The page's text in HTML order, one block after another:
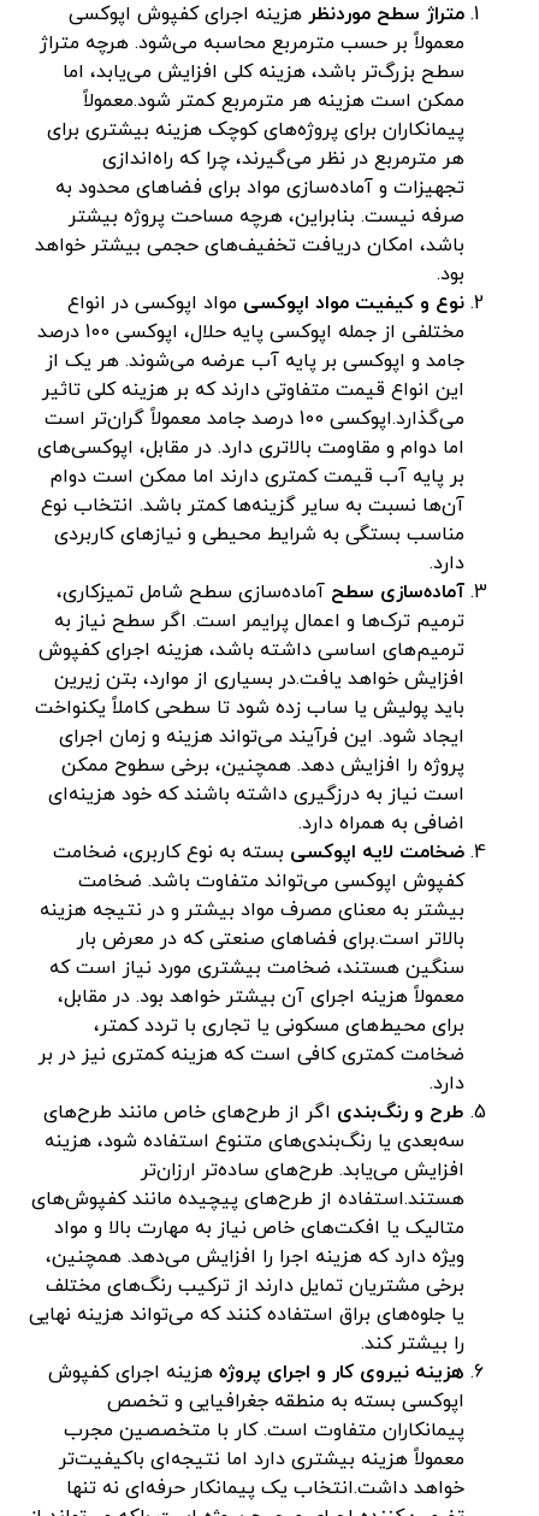
متراژ سطح موردنظر هزینه اجرای کفپوش اپوکسی
معمولاً بر حسب مترمربع محاسبه می‌شود. هرچه متراژ
سطح بزرگ‌تر باشد، هزینه کلی افزایش می‌یابد، اما
ممکن است هزینه هر مترمربع کمتر شود.معمولاً
پیمانکاران برای پروژه‌های کوچک هزینه بیشتری برای
هر مترمربع در نظر می‌گیرند، چرا که راه‌اندازی
تجهیزات و آماده‌سازی مواد برای فضاهای محدود به
صرفه نیست. بنابراین، هرچه مساحت پروژه بیشتر
باشد، امکان دریافت تخفیف‌های حجمی بیشتر خواهد
بود.
نوع و کیفیت مواد اپوکسی مواد اپوکسی در انواع
مختلفی از جمله اپوکسی پایه حلال، اپوکسی 100 درصد
جامد و اپوکسی بر پایه آب عرضه می‌شوند. هر یک از
این انواع قیمت متفاوتی دارند که بر هزینه کلی تاثیر
می‌گذارد.اپوکسی 100 درصد جامد معمولاً گران‌تر است
اما دوام و مقاومت بالاتری دارد. در مقابل، اپوکسی‌های
بر پایه آب قیمت کمتری دارند اما ممکن است دوام
آن‌ها نسبت به سایر گزینه‌ها کمتر باشد. انتخاب نوع
مناسب بستگی به شرایط محیطی و نیازهای کاربردی
دارد.
آماده‌سازی سطح آماده‌سازی سطح شامل تمیزکاری،
ترمیم ترک‌ها و اعمال پرایمر است. اگر سطح نیاز به
ترمیم‌های اساسی داشته باشد، هزینه اجرای کفپوش
افزایش خواهد یافت.در بسیاری از موارد، بتن زیرین
باید پولیش یا ساب زده شود تا سطحی کاملاً یکنواخت
ایجاد شود. این فرآیند می‌تواند هزینه و زمان اجرای
پروژه را افزایش دهد. همچنین، برخی سطوح ممکن
است نیاز به درزگیری داشته باشند که خود هزینه‌ای
اضافی به همراه دارد.
ضخامت لایه اپوکسی بسته به نوع کاربری، ضخامت
کفپوش اپوکسی می‌تواند متفاوت باشد. ضخامت
بیشتر به معنای مصرف مواد بیشتر و در نتیجه هزینه
بالاتر است.برای فضاهای صنعتی که در معرض بار
سنگین هستند، ضخامت بیشتری مورد نیاز است که
معمولاً هزینه اجرای آن بیشتر خواهد بود. در مقابل،
برای محیط‌های مسکونی یا تجاری با تردد کمتر،
ضخامت کمتری کافی است که هزینه کمتری نیز در بر
دارد.
طرح و رنگ‌بندی اگر از طرح‌های خاص مانند طرح‌های
سه‌بعدی یا رنگ‌بندی‌های متنوع استفاده شود، هزینه
افزایش می‌یابد. طرح‌های ساده‌تر ارزان‌تر
هستند.استفاده از طرح‌های پیچیده مانند کفپوش‌های
متالیک یا افکت‌های خاص نیاز به مهارت بالا و مواد
ویژه دارد که هزینه اجرا را افزایش می‌دهد. همچنین،
برخی مشتریان تمایل دارند از ترکیب رنگ‌های مختلف
یا جلوه‌های براق استفاده کنند که می‌تواند هزینه نهایی
را بیشتر کند.
هزینه نیروی کار و اجرای پروژه هزینه اجرای کفپوش
اپوکسی بسته به منطقه جغرافیایی و تخصص
پیمانکاران متفاوت است. کار با متخصصین مجرب
معمولاً هزینه بیشتری دارد اما نتیجه‌ای باکیفیت‌تر
خواهد داشت.انتخاب یک پیمانکار حرفه‌ای نه تنها